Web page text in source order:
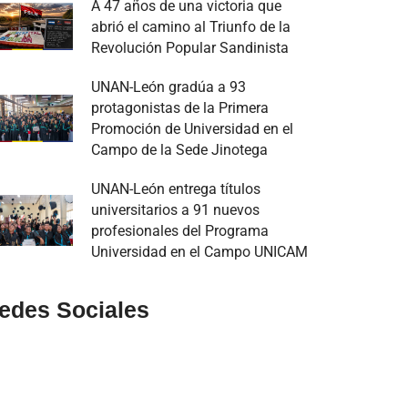
A 47 años de una victoria que
abrió el camino al Triunfo de la
Revolución Popular Sandinista
UNAN-León gradúa a 93
protagonistas de la Primera
Promoción de Universidad en el
Campo de la Sede Jinotega
UNAN-León entrega títulos
universitarios a 91 nuevos
profesionales del Programa
Universidad en el Campo UNICAM
Sociales